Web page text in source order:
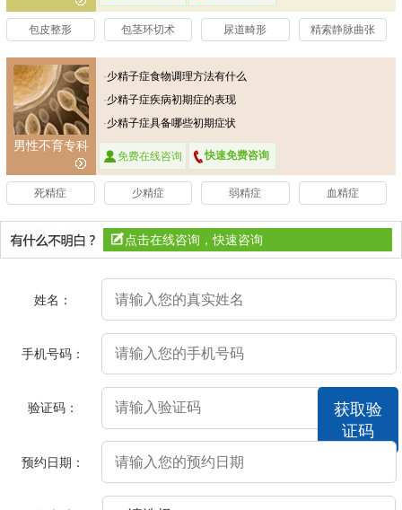
包皮整形 包茎环切术 尿道畸形 精索静脉曲张
男性不育专科
·少精子症食物调理方法有什么
·少精子症疾病初期症的表现
·少精子症具备哪些初期症状
免费在线咨询 快速免费咨询
死精症 少精症 弱精症 血精症
点击在线咨询，快速咨询
姓名：
手机号码：
验证码：
获取验
证码
预约日期：